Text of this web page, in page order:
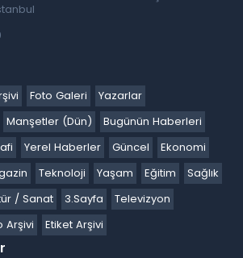
Foto Galeri
Yazarlar
Manşetler (Dün)
Bugünün Haberleri
Yerel Haberler Güncel
Ekonomi
Teknoloji Yaşam Eğitim
Sağlık
/ Sanat 3.Sayfa
Televizyon
Arşivi Etiket Arşivi